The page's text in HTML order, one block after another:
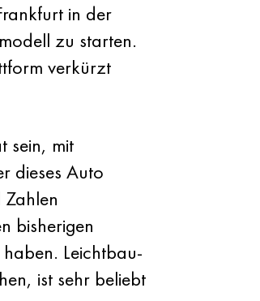
in der
zu starten.
verkürzt
sein, mit
dieses Auto
bisherigen
Leichtbau-
ist sehr beliebt